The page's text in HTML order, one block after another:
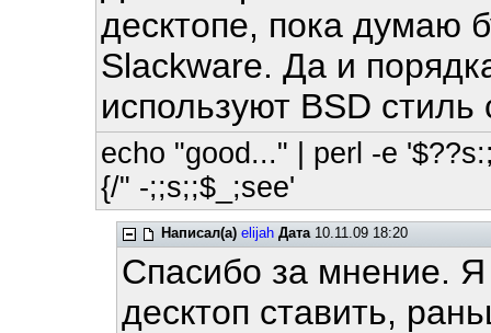
десктопе, пока думаю
Slackware. Да и
используют BSD
echo "good..." | perl -e
{/" -;;s;;$_;see'
Написал(а) elijah Дата10.11.09 18:20
Спасибо за мнение. Я
десктоп ставить,